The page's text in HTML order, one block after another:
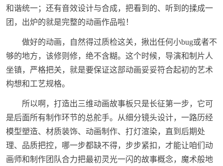
和谐统一；还有音效设计与合成，把看到的、听到的揉成一
团，出炉的就是完整的动画作品啦！
做好的动画，自然得过质检这关，揪出任何小bug或者不
够的地方，该修则修，绝不含糊。这个时候，导演和制片人
坐镇，严格把关，就是要保证这部动画妥妥符合起初的艺术
构想和工艺规格。
所以啊，打造出三维动画故事板只是长征第一步，它可
是后面所有制作环节的总舵手。从细分镜头设计，一路历经
模型塑造、材质装饰、动画制作、打灯渲染，直到后期处
理、品质把控，哪一步都缺不得，步步紧扣，才能让咱们动
画师和制作团队合力把最初灵光一闪的故事概念，魔术般地